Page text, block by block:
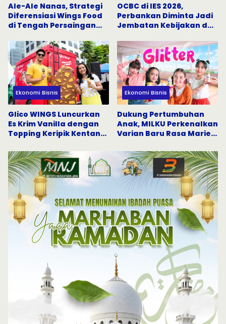
Ale-Ale Nanas, Strategi
Diferensiasi Wings Food
di Tengah Persaingan
OCBC di IES 2026,
Perbankan Diminta Jadi
Jembatan Kebijakan dan
Ekonomi Bisnis
Glico WINGS Luncurkan
Es Krim Vanilla dengan
Topping Keripik Kentang
Ekonomi Bisnis
Dukung Pertumbuhan
Anak, MILKU Perkenalkan
Varian Baru Rasa Marie